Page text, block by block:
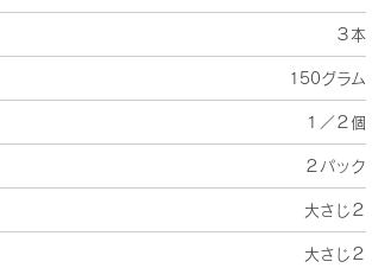
３本
150グラム
１／２個
２パック
大さじ２
大さじ２